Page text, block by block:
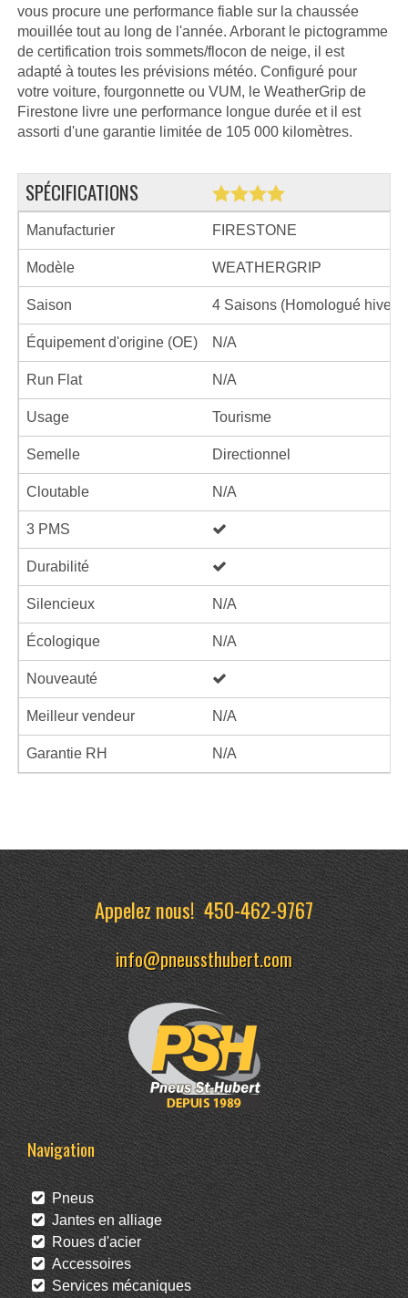
vous procure une performance fiable sur la chaussée
mouillée tout au long de l'année. Arborant le pictogramme
de certification trois sommets/flocon de neige, il est
adapté à toutes les prévisions météo. Configuré pour
votre voiture, fourgonnette ou VUM, le WeatherGrip de
Firestone livre une performance longue durée et il est
assorti d'une garantie limitée de 105 000 kilomètres.
SPÉCIFICATIONS
Manufacturier FIRESTONE
Modèle WEATHERGRIP
Saison 4 Saisons (Homologué hiver)
Équipement d'origine (OE) N/A
Run Flat N/A
Usage Tourisme
Semelle Directionnel
Cloutable N/A
3 PMS
Durabilité
Silencieux N/A
Écologique N/A
Nouveauté
Meilleur vendeur N/A
Garantie RH N/A
Appelez nous!450-462-9767
info@pneussthubert.com
Navigation
Pneus
Jantes en alliage
Roues d'acier
Accessoires
Services mécaniques